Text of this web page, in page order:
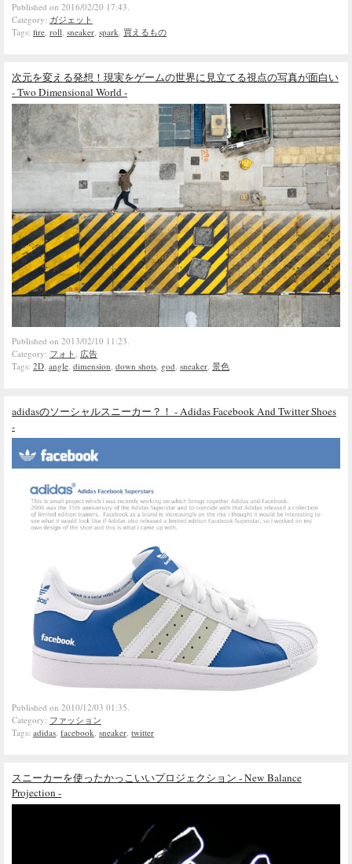
Published on 2016/02/20 17:43.
Category: ガジェット
Tags: fire, roll, sneaker, spark, 買えるもの
次元を変える発想！現実をゲームの世界に見立てる視点の写真が面白い
- Two Dimensional World -
Published on 2013/02/10 11:23.
Category: フォト 広告
Tags: 2D angle dimension down shots god sneaker 景色
adidasのソーシャルスニーカー？！ - Adidas Facebook And Twitter Shoes
-
Published on 2010/12/03 01:35.
Category: ファッション
Tags: adidas facebook sneaker twitter
スニーカーを使ったかっこいいプロジェクション - New Balance
Projection -